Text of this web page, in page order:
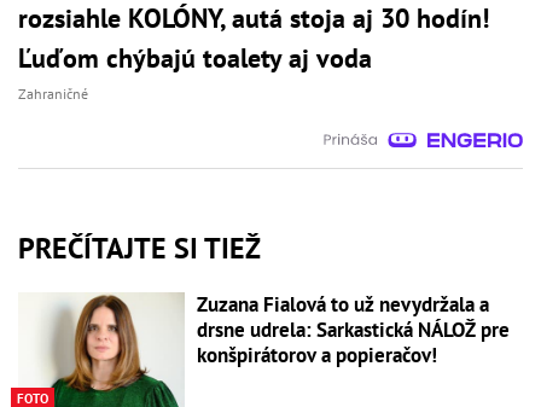
rozsiahle KOLÓNY, autá stoja aj 30 hodín!
Ľuďom chýbajú toalety aj voda
Zahraničné
PREČÍTAJTE SI TIEŽ
FOTO
Zuzana Fialová to už nevydržala a
drsne udrela: Sarkastická NÁLOŽ pre
konšpirátorov a popieračov!